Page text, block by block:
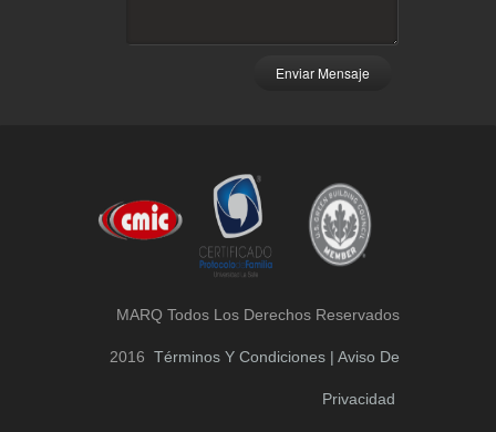
Enviar Mensaje
MARQ Todos Los Derechos Reservados
2016 Términos Y Condiciones | Aviso De
Privacidad